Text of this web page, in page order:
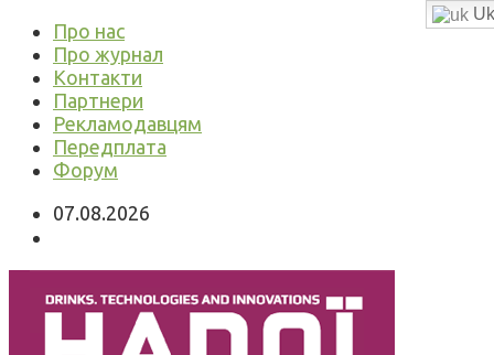
Про нас
Про журнал
Контакти
Партнери
Рекламодавцям
Передплата
Форум
07.08.2026